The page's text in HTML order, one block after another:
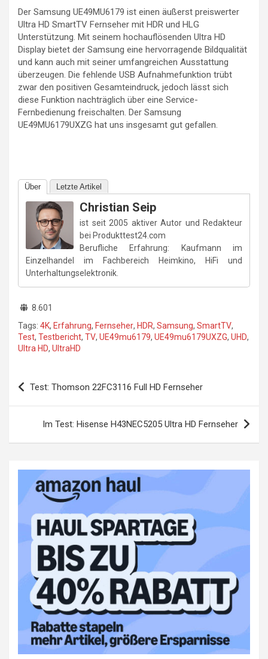
Der Samsung UE49MU6179 ist einen äußerst preiswerter
Ultra HD SmartTV Fernseher mit HDR und HLG
Unterstützung. Mit seinem hochauflösenden Ultra HD
Display bietet der Samsung eine hervorragende Bildqualität
und kann auch mit seiner umfangreichen Ausstattung
überzeugen. Die fehlende USB Aufnahmefunktion trübt
zwar den positiven Gesamteindruck, jedoch lässt sich
diese Funktion nachträglich über eine Service-
Fernbedienung freischalten. Der Samsung
UE49MU6179UXZG hat uns insgesamt gut gefallen.
Über Letzte Artikel
Christian Seip
ist seit 2005 aktiver Autor und Redakteur
bei Produkttest24.com
Berufliche Erfahrung: Kaufmann im
Einzelhandel im Fachbereich Heimkino, HiFi und
Unterhaltungselektronik.
8.601
Tags: 4K, Erfahrung, Fernseher, HDR, Samsung, SmartTV,
Test, Testbericht, TV, UE49mu6179, UE49mu6179UXZG, UHD,
Ultra HD, UltraHD
Beitragsnavigation
Test: Thomson 22FC3116 Full HD Fernseher
Im Test: Hisense H43NEC5205 Ultra HD Fernseher